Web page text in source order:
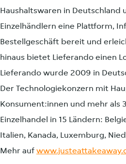
Haushaltswaren in Deutschland
Einzelhändlern eine Plattform,
Bestellgeschäft bereit und
hinaus bietet Lieferando einen
Lieferando wurde 2009 in
Der Technologiekonzern mit
Konsument:innen und mehr als
Einzelhandel in 15 Ländern:
Italien, Kanada, Luxemburg,
Mehr auf